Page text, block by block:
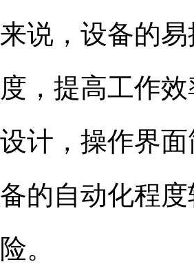
说，设备的
，提高工作
计，操作界
的自动化程
。